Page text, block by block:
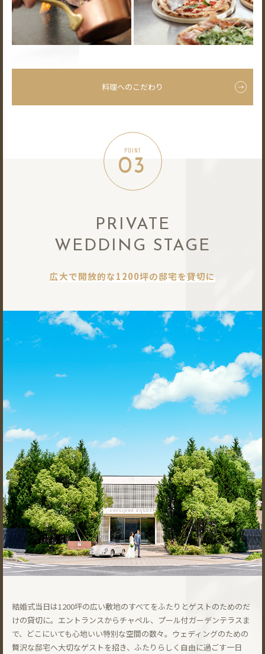
料理へのこだわり
POINT
03
PRIVATE
WEDDING STAGE
広大で開放的な1200坪の邸宅を貸切に
結婚式当日は1200坪の広い敷地のすべてをふたりとゲストのためのだ
けの貸切に。エントランスからチャペル、プール付ガーデンテラスま
で、どこにいても心地いい特別な空間の数々。ウェディングのための
贅沢な邸宅へ大切なゲストを招き、ふたりらしく自由に過ごす一日